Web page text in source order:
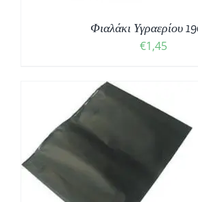
Φιαλάκι Υγραερίου
€1,45